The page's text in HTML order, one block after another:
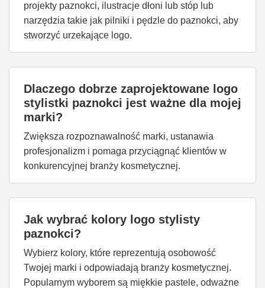
projekty paznokci, ilustracje dłoni lub stóp lub
narzędzia takie jak pilniki i pędzle do paznokci, aby
stworzyć urzekające logo.
Dlaczego dobrze zaprojektowane logo
stylistki paznokci jest ważne dla mojej
marki?
Zwiększa rozpoznawalność marki, ustanawia
profesjonalizm i pomaga przyciągnąć klientów w
konkurencyjnej branży kosmetycznej.
Jak wybrać kolory logo stylisty
paznokci?
Wybierz kolory, które reprezentują osobowość
Twojej marki i odpowiadają branży kosmetycznej.
Popularnym wyborem są miękkie pastele, odważne